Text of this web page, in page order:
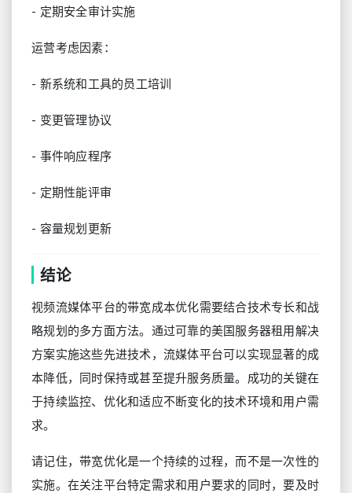
- 定期安全审计实施
运营考虑因素：
- 新系统和工具的员工培训
- 变更管理协议
- 事件响应程序
- 定期性能评审
- 容量规划更新
结论
视频流媒体平台的带宽成本优化需要结合技术专长和战
略规划的多方面方法。通过可靠的美国服务器租用解决
方案实施这些先进技术，流媒体平台可以实现显著的成
本降低，同时保持或甚至提升服务质量。成功的关键在
于持续监控、优化和适应不断变化的技术环境和用户需
求。
请记住，带宽优化是一个持续的过程，而不是一次性的
实施。在关注平台特定需求和用户要求的同时，要及时